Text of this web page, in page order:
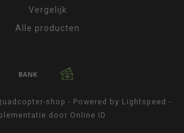
Vergelijk
Alle producten
shop - Powered by Lightspeed -
door Online ID